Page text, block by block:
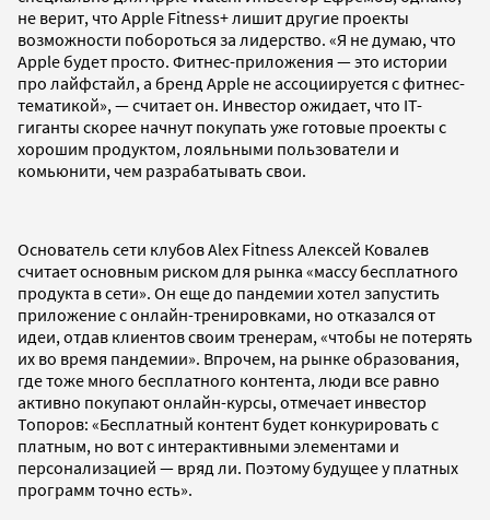
не верит, что Apple Fitness+ лишит другие проекты
возможности побороться за лидерство. «Я не думаю, что
Apple будет просто. Фитнес-приложения — это истории
про лайфстайл, а бренд Apple не ассоциируется с фитнес-
тематикой», — считает он. Инвестор ожидает, что IT-
гиганты скорее начнут покупать уже готовые проекты с
хорошим продуктом, лояльными пользователи и
комьюнити, чем разрабатывать свои.
Основатель сети клубов Alex Fitness Алексей Ковалев
считает основным риском для рынка «массу бесплатного
продукта в сети». Он еще до пандемии хотел запустить
приложение с онлайн-тренировками, но отказался от
идеи, отдав клиентов своим тренерам, «чтобы не потерять
их во время пандемии». Впрочем, на рынке образования,
где тоже много бесплатного контента, люди все равно
активно покупают онлайн-курсы, отмечает инвестор
Топоров: «Бесплатный контент будет конкурировать с
платным, но вот с интерактивными элементами и
персонализацией — вряд ли. Поэтому будущее у платных
программ точно есть».